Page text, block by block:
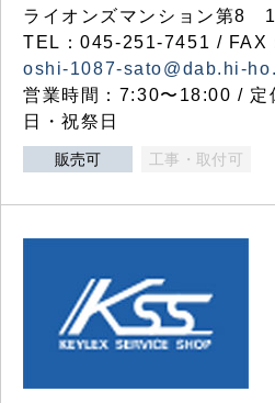
ライオンズマンション第8
TEL：045-251-7451 / FAX
oshi-1087-sato@dab.hi-
営業時間：7:30〜18:00 / 定
日・祝祭日
販売可 工事・取付可